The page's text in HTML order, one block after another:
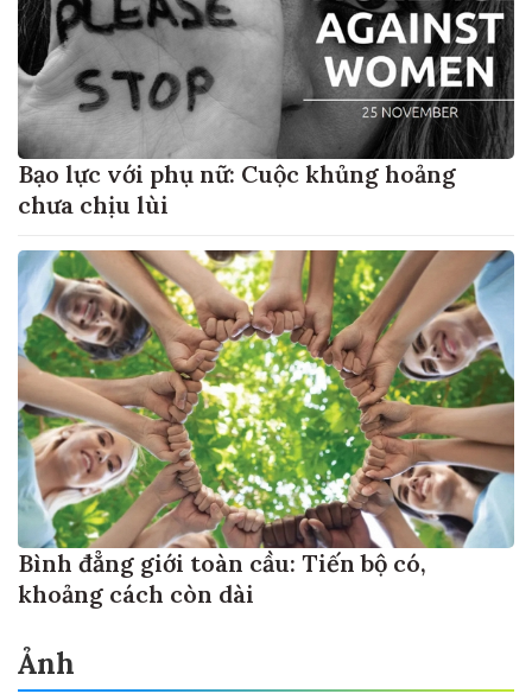
Bạo lực với phụ nữ: Cuộc khủng hoảng
chưa chịu lùi
Bình đẳng giới toàn cầu: Tiến bộ có,
khoảng cách còn dài
Ảnh